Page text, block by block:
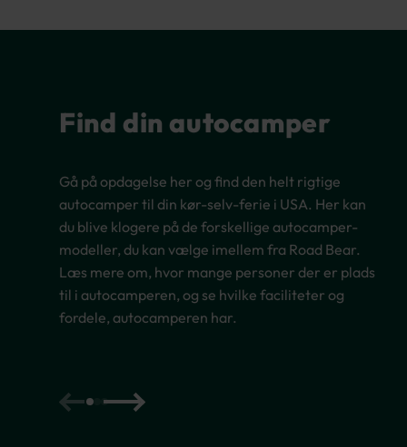
Find din autocamper
Gå på opdagelse her og find den helt rigtige
autocamper til din kør-selv-ferie i USA. Her kan
du blive klogere på de forskellige autocamper-
modeller, du kan vælge imellem fra Road Bear.
Læs mere om, hvor mange personer der er plads
til i autocamperen, og se hvilke faciliteter og
fordele, autocamperen har.